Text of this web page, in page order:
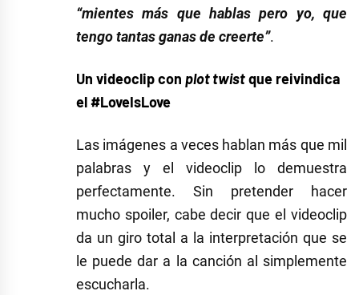
“mientes más que hablas pero yo, que
tengo tantas ganas de creerte”.
Un videoclip con plot twistque reivindica
el #LoveIsLove
Las imágenes a veces hablan más que mil
palabras y el videoclip lo demuestra
perfectamente. Sin pretender hacer
mucho spoiler, cabe decir que el videoclip
da un giro total a la interpretación que se
le puede dar a la canción al simplemente
escucharla.